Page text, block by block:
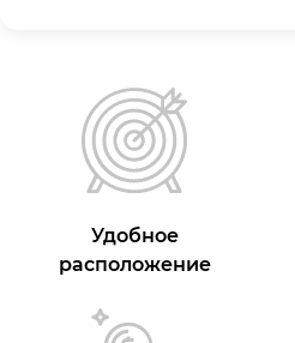
Удобное
расположение